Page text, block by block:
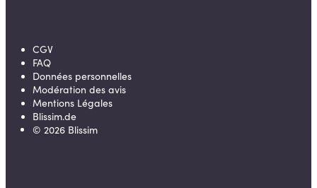
CGV
FAQ
Données personnelles
Modération des avis
Mentions Légales
Blissim.de
© 2026 Blissim